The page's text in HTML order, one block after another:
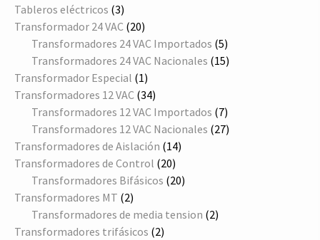
productos
Tableros eléctricos 33
productos
Transformador 24 VAC 2020
productos
Transformadores 24 VAC Importados 55
productos
Transformadores 24 VAC Nacionales 1515
Transformador Especial 11
producto
Transformadores 12 VAC 3434
productos
Transformadores 12 VAC Importados 77
productos
Transformadores 12 VAC Nacionales 2727
Transformadores de Aislación 1414
Transformadores de Control 2020
productos
Transformadores Bifásicos 2020
Transformadores MT 22
productos
Transformadores de media tension 22
Transformadores trifásicos 22